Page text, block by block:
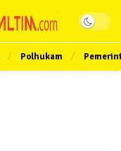
Polhukam